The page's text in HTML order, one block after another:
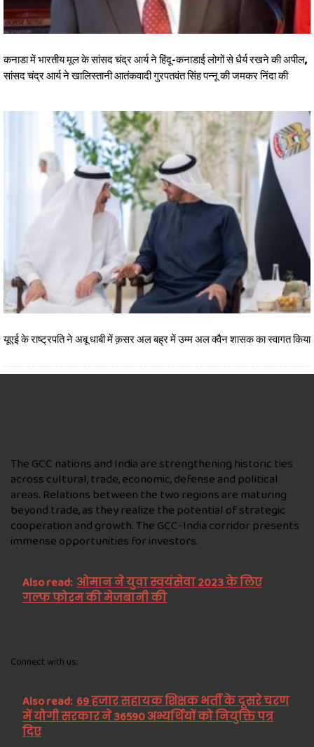
कनाडा में भारतीय मूल के सांसद चंद्र आर्य ने हिंदू-कनाडाई लोगों से धैर्य रखने की अपील,
सांसद चंद्र आर्य ने खालिस्तानी आतंकवादी गुरपतवंत सिंह पन्नू की जमकर निंदा की
यूएई के राष्ट्रपति ने अबू धाबी में क़सर अल बह्र में उम्म अल क्वैन शासक का स्वागत किया
The GCC nations and India are strengthening historic ties
across cultural, trade, economic, defense and political
areas. Relations between the two regions are maturing
beyond trade, as they realize the potential of strategic
cooperation and growth. The GCC-India corridor presents
immense opportunities for investors.
Also read: ओमान ने युवा स्वयंसेवा 2023 के लिए
गल्फ फोरम की मेजबानी की
Connect with us:
Also read: 69 हजार सहायक शिक्षक भर्ती के दूसरे चरण
में योगी सरकार ने 36590 अभ्यर्थियों को नियुक्ति पत्र
दिए